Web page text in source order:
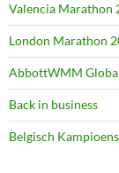
Valencia Marathon
London Marathon
AbbottWMM
Back in business
Belgisch